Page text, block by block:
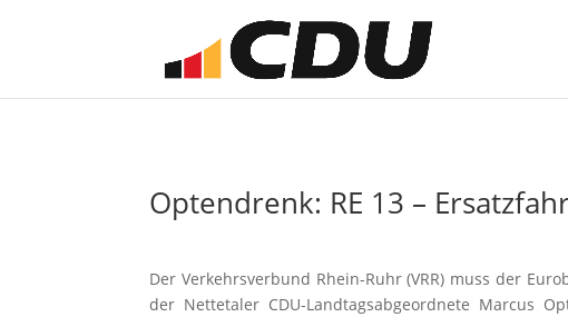
Optendrenk: RE 13 –
Der Verkehrsverbund Rhein-Ruhr (VRR) muss der
der Nettetaler CDU-Landtagsabgeordnete Marcus